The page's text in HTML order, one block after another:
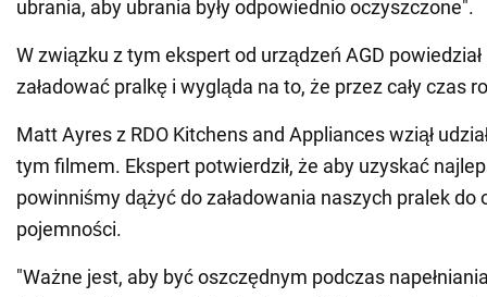
ubrania, aby ubrania były odpowiednio oczyszczone".
W związku z tym ekspert od urządzeń AGD
załadować pralkę i wygląda na to, że przez cały czas
Matt Ayres z RDO Kitchens and Appliances wziął
tym filmem. Ekspert potwierdził, że aby uzyskać
powinniśmy dążyć do załadowania naszych pralek do
pojemności.
"Ważne jest, aby być oszczędnym podczas